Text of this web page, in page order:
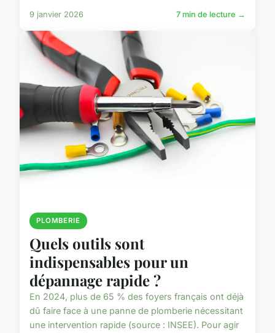
9 janvier 2026 7 min de lecture →
PLOMBERIE
Quels outils sont
indispensables pour un
dépannage rapide ?
En 2024, plus de 65 % des foyers français ont déjà
dû faire face à une panne de plomberie nécessitant
une intervention rapide (source : INSEE). Pour agir